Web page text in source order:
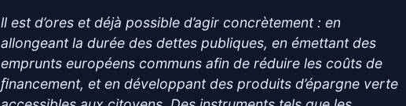
ll est d’ores et déjà possible d’agir concrètement : en
allongeant la durée des dettes publiques, en émettant des
emprunts européens communs afin de réduire les coûts de
ﬁnancement, et en développant des produits d’épargne verte